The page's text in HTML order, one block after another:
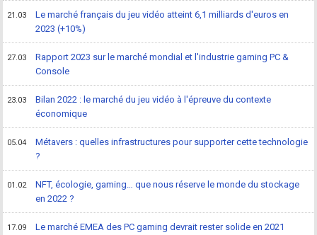
21.03
Le marché français du jeu vidéo atteint 6,1 milliards d'euros en
2023 (+10%)
27.03
Rapport 2023 sur le marché mondial et l'industrie gaming PC &
Console
23.03
Bilan 2022 : le marché du jeu vidéo à l'épreuve du contexte
économique
05.04
Métavers : quelles infrastructures pour supporter cette technologie
?
01.02
NFT, écologie, gaming… que nous réserve le monde du stockage
en 2022 ?
17.09 Le marché EMEA des PC gaming devrait rester solide en 2021